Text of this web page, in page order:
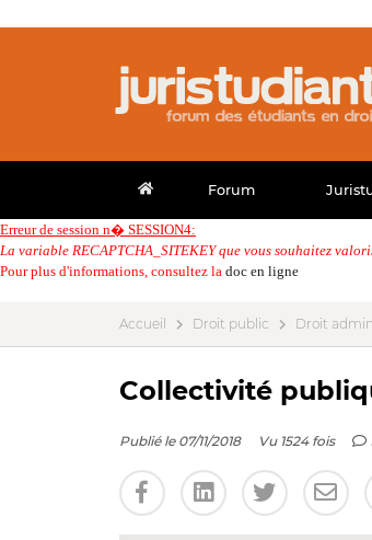
Forum
Erreur de session n� SESSION4:
La variable RECAPTCHA_SITEKEY que vous souhaitez
Pour plus d'informations, consultez la doc en ligne
Accueil Droit public Droit
Collectivité
Publié le 07/11/2018 Vu 1524 fois